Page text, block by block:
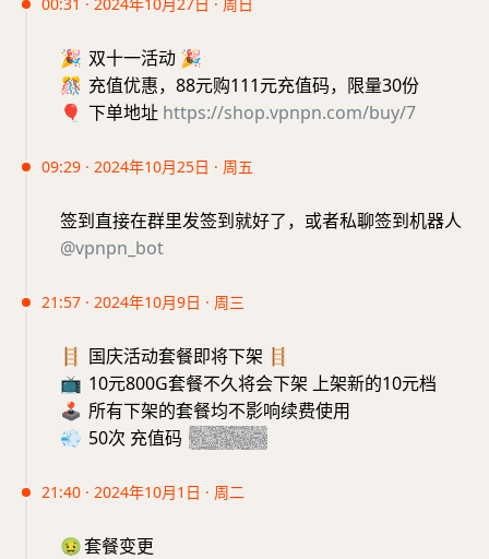
🎉 双十一活动 🎉
🎊 充值优惠，88元购111元充值码，限量30份
🎈 下单地址 https://shop.vpnpn.com/buy/7
09:29 · 2024年10月25日 · 周五
签到直接在群里发签到就好了，或者私聊签到机器人
@vpnpn_bot
21:57 · 2024年10月9日 · 周三
🪜 国庆活动套餐即将下架 🪜
📺 10元800G套餐不久将会下架 上架新的10元档
🕹 所有下架的套餐均不影响续费使用
💨 50次 充值码 20241009
21:40 · 2024年10月1日 · 周二
🤢套餐变更